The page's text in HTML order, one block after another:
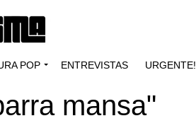
POP ENTREVISTAS URGENTE!
mansa"